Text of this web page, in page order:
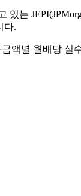
있는
다.
액별 월배당 실